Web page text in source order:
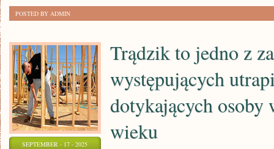
ŚPI
I
ALE
RÓWNIEŻ
MIEJSCE
GDZIE
SIĘ
WYPOCZYWA
POSTED BY ADMIN
SEPTEMBER - 17 - 2025
Trądzik to jedno z
występujących
dotykających osoby
wieku